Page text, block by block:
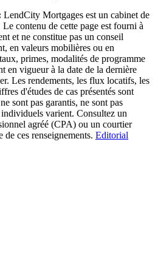
LendCity Mortgages est un cabinet de
contenu de cette page est fourni à
et ne constitue pas un conseil
en valeurs mobilières ou en
primes, modalités de programme
en vigueur à la date de la dernière
Les rendements, les flux locatifs, les
d'études de cas présentés sont
sont pas garantis, ne sont pas
varient. Consultez un
agréé (CPA) ou un courtier
ces renseignements. Editorial